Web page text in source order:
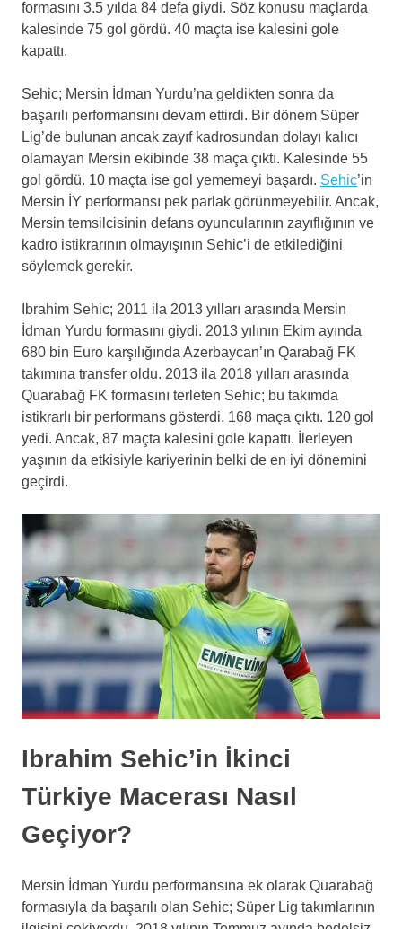
formasını 3.5 yılda 84 defa giydi. Söz konusu maçlarda
kalesinde 75 gol gördü. 40 maçta ise kalesini gole
kapattı.
Sehic; Mersin İdman Yurdu’na geldikten sonra da
başarılı performansını devam ettirdi. Bir dönem Süper
Lig’de bulunan ancak zayıf kadrosundan dolayı kalıcı
olamayan Mersin ekibinde 38 maça çıktı. Kalesinde 55
gol gördü. 10 maçta ise gol yememeyi başardı. Sehic’in
Mersin İY performansı pek parlak görünmeyebilir. Ancak,
Mersin temsilcisinin defans oyuncularının zayıflığının ve
kadro istikrarının olmayışının Sehic’i de etkilediğini
söylemek gerekir.
Ibrahim Sehic; 2011 ila 2013 yılları arasında Mersin
İdman Yurdu formasını giydi. 2013 yılının Ekim ayında
680 bin Euro karşılığında Azerbaycan’ın Qarabağ FK
takımına transfer oldu. 2013 ila 2018 yılları arasında
Quarabağ FK formasını terleten Sehic; bu takımda
istikrarlı bir performans gösterdi. 168 maça çıktı. 120 gol
yedi. Ancak, 87 maçta kalesini gole kapattı. İlerleyen
yaşının da etkisiyle kariyerinin belki de en iyi dönemini
geçirdi.
Ibrahim Sehic’in İkinci
Türkiye Macerası Nasıl
Geçiyor?
Mersin İdman Yurdu performansına ek olarak Quarabağ
formasıyla da başarılı olan Sehic; Süper Lig takımlarının